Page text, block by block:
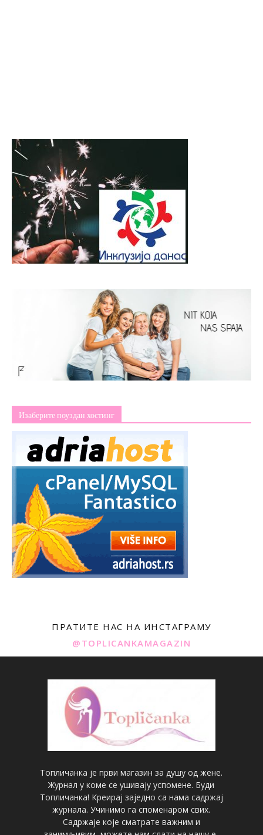
Изаберите поуздан хостинг
ПРАТИТЕ НАС НА ИНСТАГРАМУ
@TOPLICANKAMAGAZIN
Топличанка је први магазин за душу од жене.
Журнал у коме се ушивају успомене. Буди
Топличанка! Креирај заједно са нама садржај
журнала. Учинимо га споменаром свих.
Садржаје које сматрате важним и